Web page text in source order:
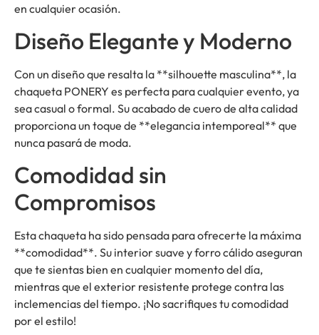
en cualquier ocasión.
Diseño Elegante y Moderno
Con un diseño que resalta la **silhouette masculina**, la
chaqueta PONERY es perfecta para cualquier evento, ya
sea casual o formal. Su acabado de cuero de alta calidad
proporciona un toque de **elegancia intemporeal** que
nunca pasará de moda.
Comodidad sin
Compromisos
Esta chaqueta ha sido pensada para ofrecerte la máxima
**comodidad**. Su interior suave y forro cálido aseguran
que te sientas bien en cualquier momento del día,
mientras que el exterior resistente protege contra las
inclemencias del tiempo. ¡No sacrifiques tu comodidad
por el estilo!